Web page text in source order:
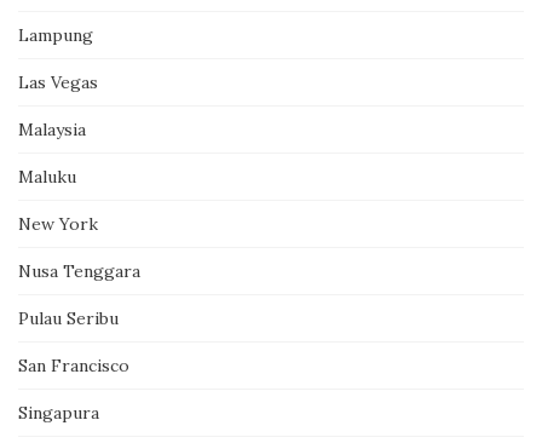
Lampung
Las Vegas
Malaysia
Maluku
New York
Nusa Tenggara
Pulau Seribu
San Francisco
Singapura